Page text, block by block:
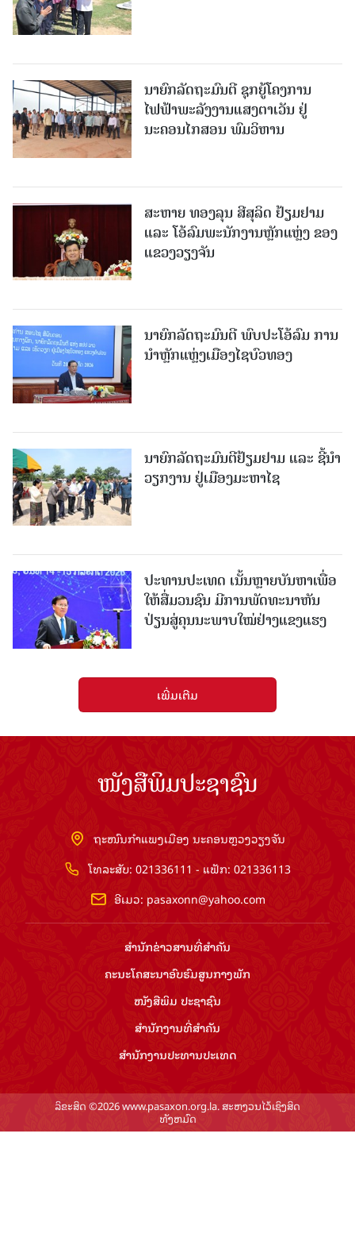
ນາຍົກລັດຖະມົນຕີ ຊຸກຍູ້ໂຄງການ
ໄຟຟ້າພະລັງງານແສງຕາເວັນ ຢູ່
ນະຄອນໄກສອນ ພົມວິຫານ
ສະຫາຍ ທອງລຸນ ສີສຸລິດ ຢ້ຽມຢາມ
ແລະ ໂອ້ລົມພະນັກງານຫຼັກແຫຼ່ງ ຂອງ
ແຂວງວຽງຈັນ
ນາຍົກລັດຖະມົນຕີ ພົບປະໂອ້ລົມ ການ
ນຳຫຼັກແຫຼ່ງເມືອງໄຊບົວທອງ
ນາຍົກລັດຖະມົນຕີຢ້ຽມຢາມ ແລະ ຊີ້ນຳ
ວຽກງານ ຢູ່ເມືອງມະຫາໄຊ
ປະທານປະເທດ ເນັ້ນຫຼາຍບັນຫາເພື່ອ
ໃຫ້ສື່ມວນຊົນ ມີການພັດທະນາຫັນ
ປ່ຽນສູ່ຄຸນນະພາບໃໝ່ຢ່າງແຂງແຮງ
ເພີ່ມເຕີມ
ໜັງສືພິມປະຊາຊົນ
ຖະໜົນກຳແພງເມືອງ ນະຄອນຫຼວງວຽງຈັນ
ໂທລະສັບ: 021336111 - ແຟັກ: 021336113
ອີເມວ: pasaxonn@yahoo.com
ສຳ​ນັກ​ຂ່າວ​ສານ​ທີ່​ສຳ​ຄັນ​
ຄະນະໂຄສະນາອົບຮົມ​ສູນ​ກາງ​ພັກ
ໜັງສືພິມ ປະ​ຊາ​ຊົນ
ສຳ​ນັກ​ງານ​ທີ່​ສຳ​ຄັນ
ສຳ​ນັກ​ງານ​ປະ​ທານ​ປະ​ເທດ
ລິຂະສິດ ©2026 www.pasaxon.org.la. ສະຫງວນໄວ້ເຊິງສິດ
ທັງຫມົດ